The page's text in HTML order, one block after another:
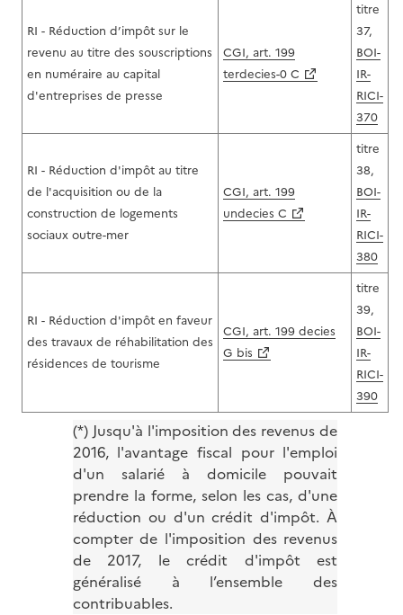
RI - Réduction d’impôt sur le
revenu au titre des souscriptions
en numéraire au capital
d'entreprises de presse
CGI, art. 199
terdecies-0 C
titre
37,
BOI-
IR-
RICI-
370
RI - Réduction d'impôt au titre
de l'acquisition ou de la
construction de logements
sociaux outre-mer
CGI, art. 199
undecies C
titre
38,
BOI-
IR-
RICI-
380
RI - Réduction d'impôt en faveur
des travaux de réhabilitation des
résidences de tourisme
CGI, art. 199 decies
G bis
titre
39,
BOI-
IR-
RICI-
390
(*) Jusqu'à l'imposition des revenus de
2016, l'avantage fiscal pour l'emploi
d'un salarié à domicile pouvait
prendre la forme, selon les cas, d'une
réduction ou d'un crédit d'impôt. À
compter de l'imposition des revenus
de 2017, le crédit d'impôt est
généralisé à l’ensemble des
contribuables.